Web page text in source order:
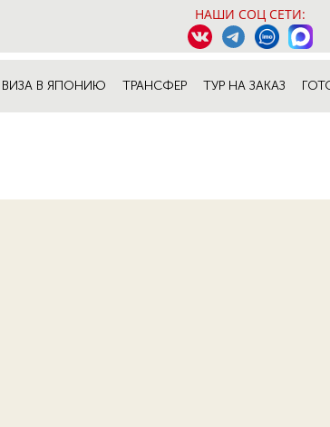
НАШИ СОЦ СЕТИ:
ВИЗА В ЯПОНИЮ ТРАНСФЕР ТУР НА ЗАКАЗ